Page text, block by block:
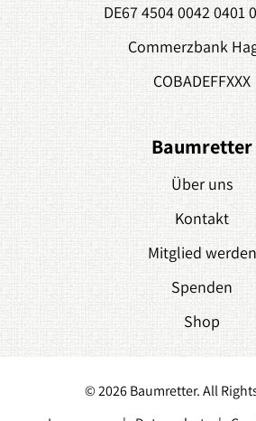
DE67 4504 0042 0401
Commerzbank
COBADEFFXXX
Baumretter
Über uns
Kontakt
Mitglied werden
Spenden
Shop
© 2026 Baumretter. All